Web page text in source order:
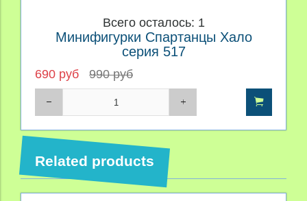
Всего осталось: 1
Минифигурки Спартанцы Хало
серия 517
690 руб 990 руб
Related products